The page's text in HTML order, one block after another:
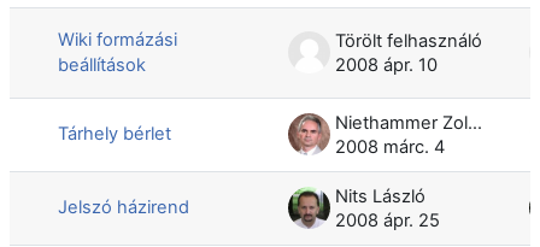
Wiki formázási
beállítások
Törölt felhasználó
2008 ápr. 10
Tárhely bérlet
Niethammer Zoltán
2008 márc. 4
Jelszó házirend
Nits László
2008 ápr. 25